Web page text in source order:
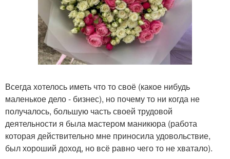
Всегда хотелось иметь что то своё (какое нибудь
маленькое дело - бизнес), но почему то ни когда не
получалось, большую часть своей трудовой
деятельности я была мастером маникюра (работа
которая действительно мне приносила удовольствие,
был хороший доход, но всё равно чего то не хватало).